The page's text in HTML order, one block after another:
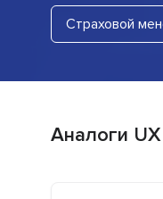
Страховой
Аналоги